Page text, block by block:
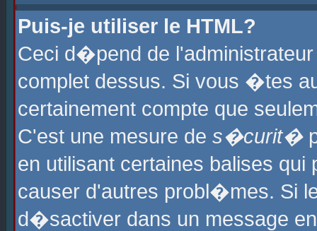
Puis-je utiliser le HTML?
Ceci d�pend de
complet dessus. Si vous �tes
certainement compte que
C'est une mesure de s�curit�
en utilisant certaines balises
causer d'autres probl�mes. Si
d�sactiver dans un message